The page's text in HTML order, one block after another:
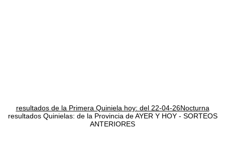
resultados de la Primera Quiniela hoy: del 22-04-26Nocturna
resultados Quinielas: de la Provincia de AYER Y HOY - SORTEOS
ANTERIORES